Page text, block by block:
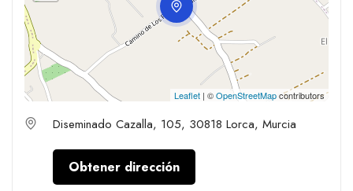
Leaflet | ©OpenStreetMapcontributors
Diseminado Cazalla, 105, 30818 Lorca, Murcia
Obtener dirección